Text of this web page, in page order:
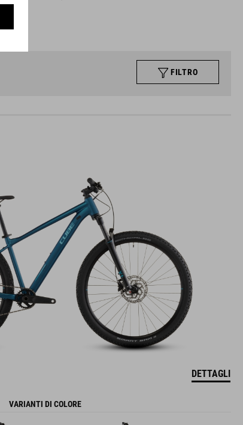
FILTRO
DETTAGLI
VARIANTI DI COLORE